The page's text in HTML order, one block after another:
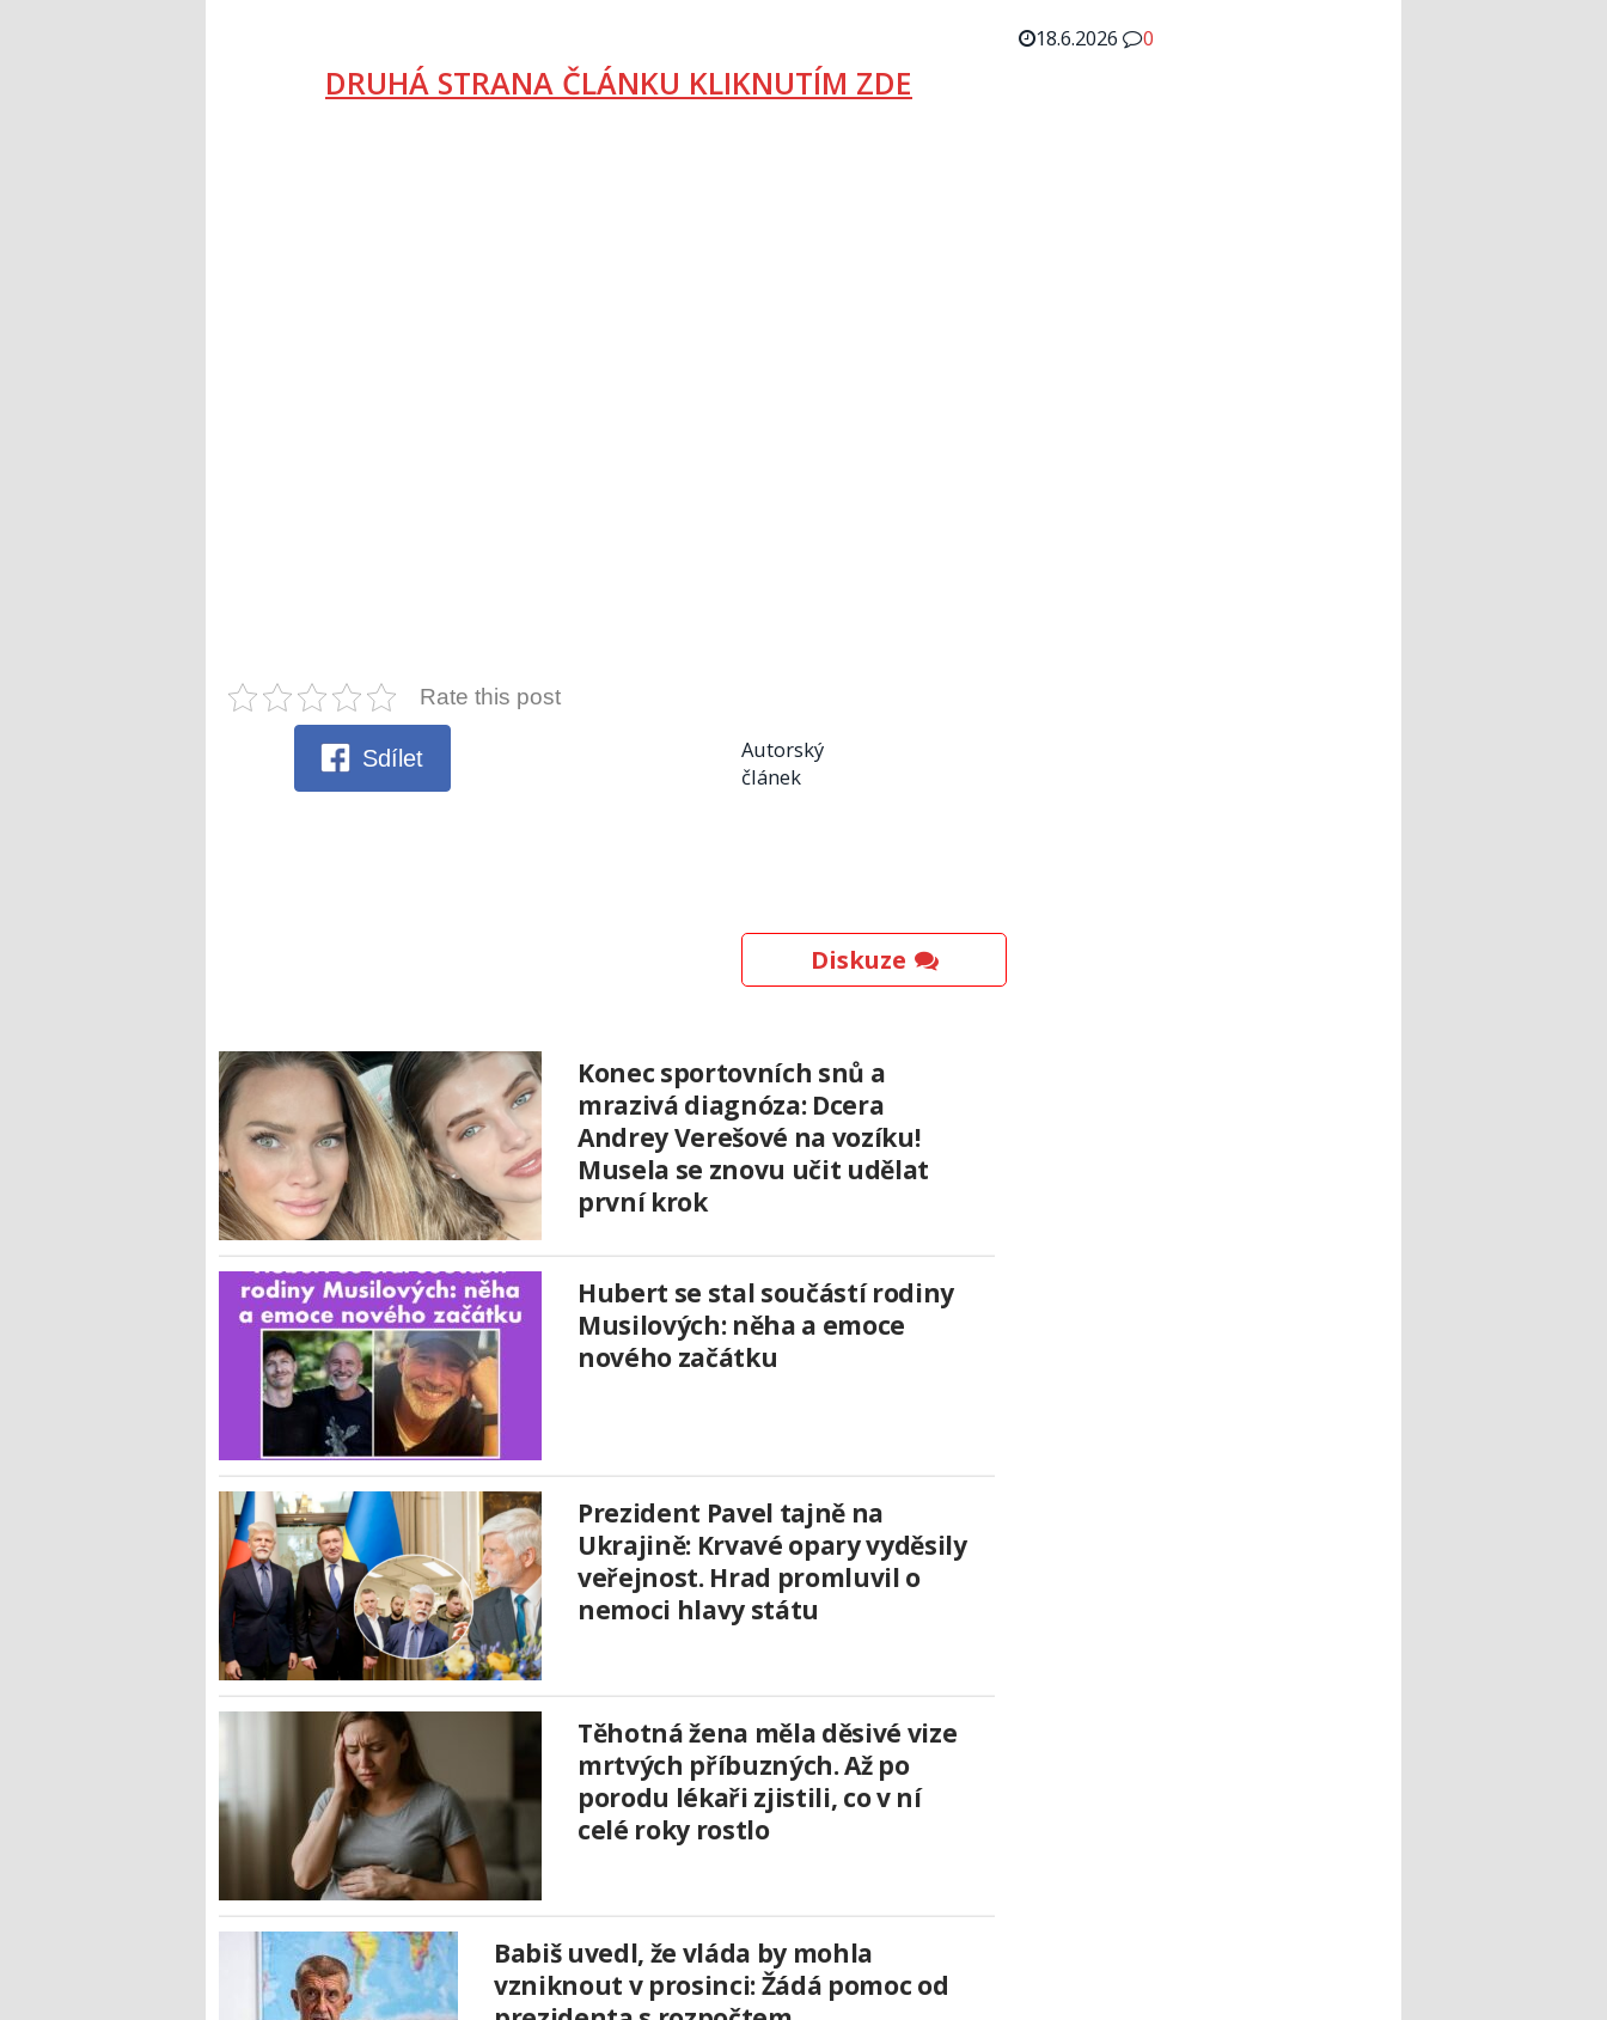
DRUHÁ STRANA ČLÁNKU KLIKNUTÍM ZDE
Rate this post
Sdílet
Autorský
článek
Diskuze
Konec sportovních snů a
mrazivá diagnóza: Dcera
Andrey Verešové na vozíku!
Musela se znovu učit udělat
první krok
Hubert se stal součástí rodiny
Musilových: něha a emoce
nového začátku
Prezident Pavel tajně na
Ukrajině: Krvavé opary vyděsily
veřejnost. Hrad promluvil o
nemoci hlavy státu
Těhotná žena měla děsivé vize
mrtvých příbuzných. Až po
porodu lékaři zjistili, co v ní
celé roky rostlo
Babiš uvedl, že vláda by mohla
vzniknout v prosinci: Žádá pomoc od
18.6.2026
0